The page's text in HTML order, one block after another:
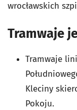
wrocławskich
Tramwaje
Tramwaje
Kleciny
Pokoju.